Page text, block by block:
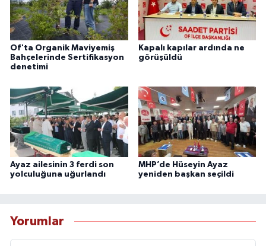
Of'ta Organik Maviyemiş
Bahçelerinde Sertifikasyon
denetimi
Kapalı kapılar ardında ne
görüşüldü
Ayaz ailesinin 3 ferdi son
yolculuğuna uğurlandı
MHP’de Hüseyin Ayaz
yeniden başkan seçildi
Yorumlar